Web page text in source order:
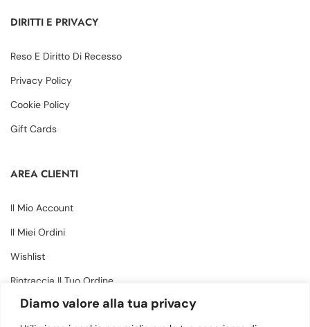
Diamo valore alla tua privacy
DIRITTI E PRIVACY
Reso E Diritto Di Recesso
Privacy Policy
Cookie Policy
Gift Cards
AREA CLIENTI
Il Mio Account
Il Miei Ordini
Wishlist
Rintraccia Il Tuo Ordine